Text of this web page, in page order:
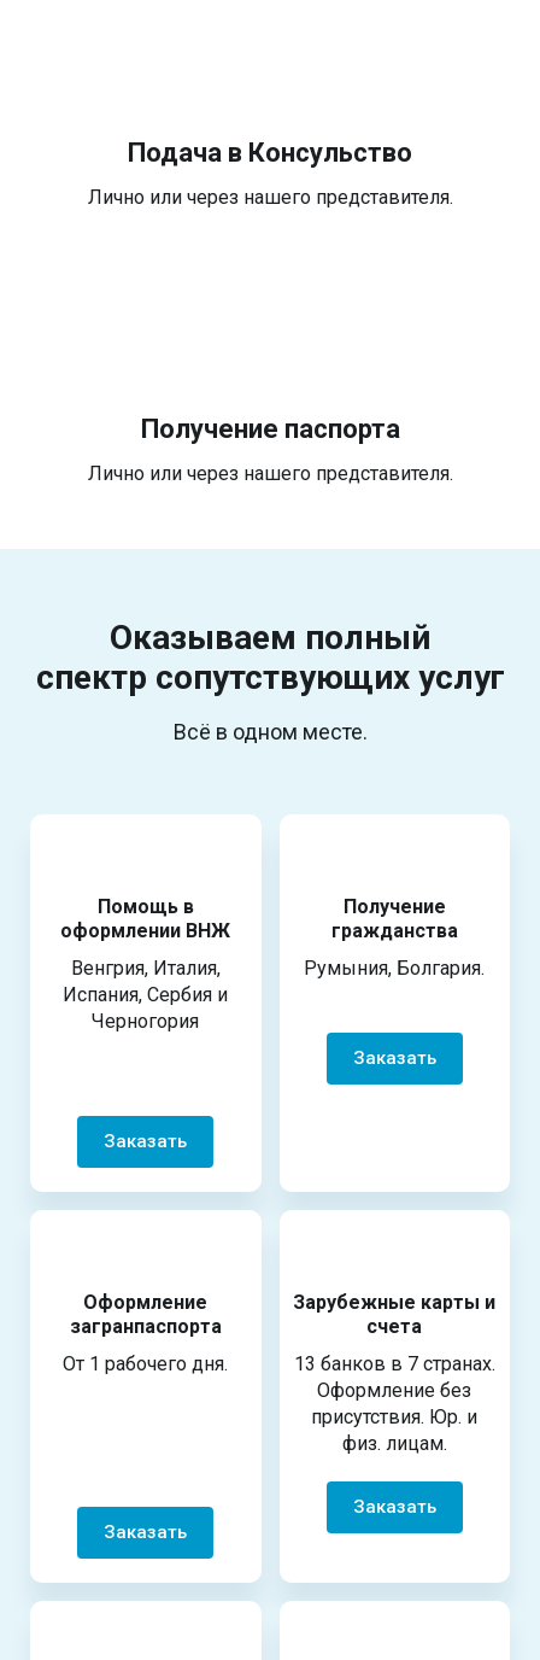
Подача в Консульство
Лично или через нашего представителя.
Получение паспорта
Лично или через нашего представителя.
Оказываем полный
спектр сопутствующих услуг
Всё в одном месте.
Помощь в
оформлении ВНЖ
Венгрия, Италия,
Испания, Сербия и
Черногория
Заказать
Получение
гражданства
Румыния, Болгария.
Заказать
Оформление
загранпаспорта
От 1 рабочего дня.
Заказать
Зарубежные карты и
счета
13 банков в 7 странах.
Оформление без
присутствия. Юр. и
физ. лицам.
Заказать